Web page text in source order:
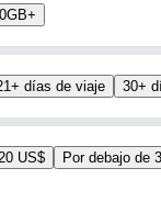
días de viaje 30+
US$ Por debajo de